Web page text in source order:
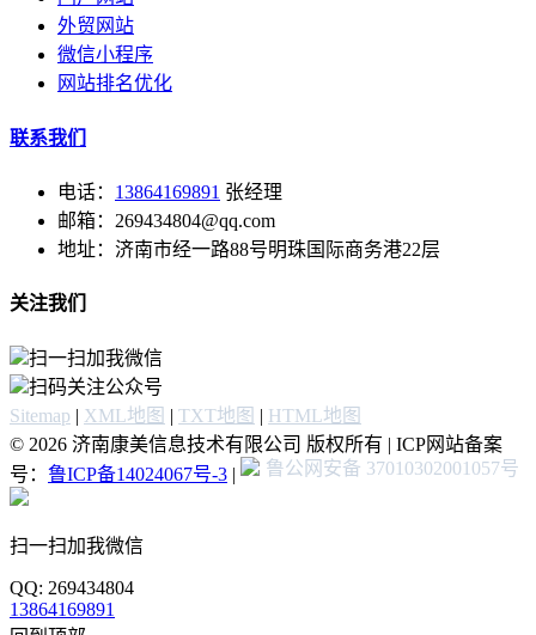
外贸网站
微信小程序
网站排名优化
联系我们
电话： 13864169891 张经理
邮箱：269434804@qq.com
地址：济南市经一路88号明珠国际商务港22层
关注我们
扫一扫加我微信
扫码关注公众号
Sitemap | XML地图 | TXT地图 | HTML地图
© 2026 济南康美信息技术有限公司 版权所有 | ICP网站备案
号： 鲁ICP备14024067号-3 | 鲁公网安备 37010302001057号
扫一扫加我微信
QQ: 269434804
13864169891